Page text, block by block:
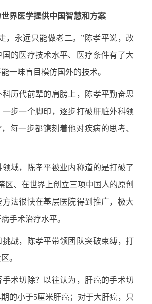
界医学提供中国智慧和方案
永远只能做老二。”陈孝平说，改
国的医疗技术水平、医疗条件有了大
一味盲目模仿国外的技术。
代前辈的肩膀上，陈孝平勤奋思
步一个脚印，逐步打破肝脏外科领
每一步都镌刻着他对疾病的思考、
，陈孝平被业内称道的是打破了
区、在世界上创立三项中国人的原创
法很快在基层医院得到推广，极大
手术治疗水平。
，陈孝平带领团队突破束缚，打
。
切除？以往认为，肝癌的手术切
的小于5厘米肝癌；对于大肝癌，只